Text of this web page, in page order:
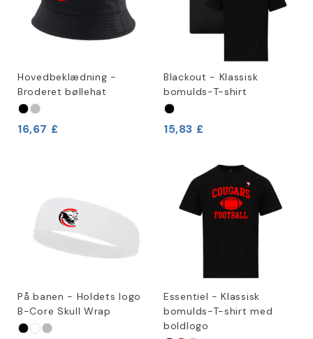
Hovedbeklædning -
Broderet bøllehat
16,67 £
Blackout - Klassisk
bomulds-T-shirt
15,83 £
På banen - Holdets logo
B-Core Skull Wrap
Essentiel - Klassisk
bomulds-T-shirt med
boldlogo